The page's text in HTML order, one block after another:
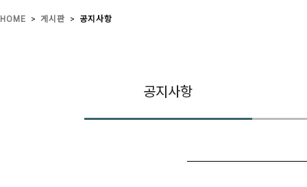
HOME > 게시판 > 공지사항
공지사항